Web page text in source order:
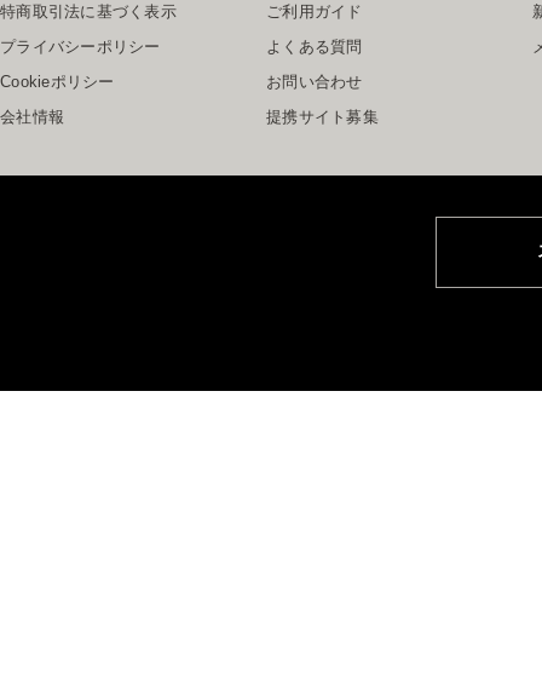
特商取引法に基づく表示
プライバシーポリシー
Cookieポリシー
会社情報
ご利用ガイド
よくある質問
お問い合わせ
提携サイト募集